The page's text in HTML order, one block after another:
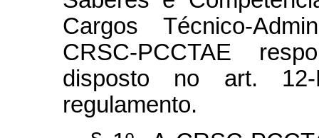
Cargos Técnico-
CRSC-PCCTAE
disposto no art.
regulamento.